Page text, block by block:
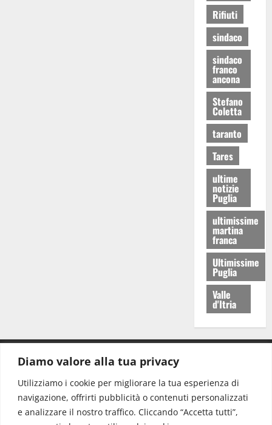
Diamo valore alla tua privacy
Utilizziamo i cookie per migliorare la tua esperienza di
navigazione, offrirti pubblicità o contenuti personalizzati
e analizzare il nostro traffico. Cliccando “Accetta tutti”,
Rifiuti
sindaco
sindaco
franco
ancona
Stefano
Coletta
taranto
Tares
ultime
notizie
Puglia
ultimissime
martina
franca
Ultimissime
Puglia
Valle
d'Itria
Redazione: redazione@www.martinasera.it
Direttore:direttore@www.martinasera.it